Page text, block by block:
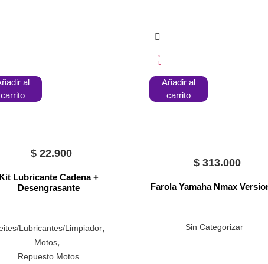
al
carrito
Añadir al
carrito
$ 22.900
Kit Lubricante Cadena +
Desengrasante
Lubricantes/Limpiador,
Motos,
Repuesto Motos
$ 313.000
Farola Yamaha Nmax
Sin Categorizar